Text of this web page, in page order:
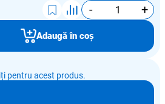
- +
Adaugă în coș
pentru acest produs.